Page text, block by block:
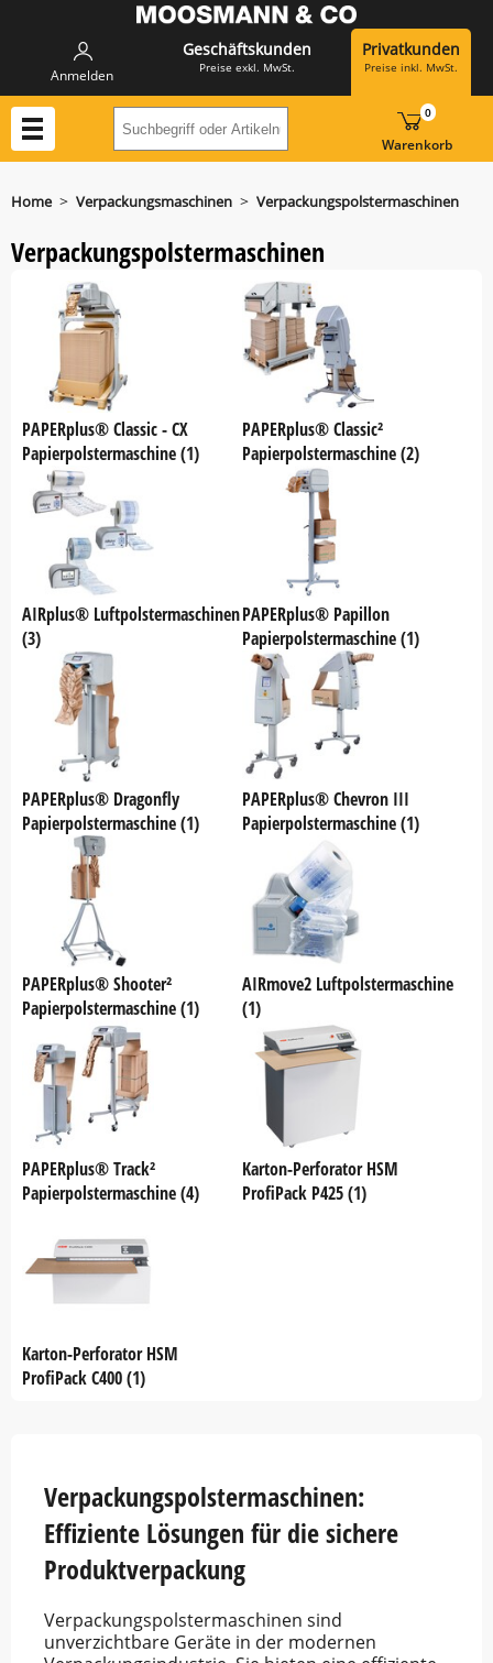
Anmelden
Geschäftskunden
Preise exkl. MwSt.
Privatkunden
Preise inkl. MwSt.
Suchbegriff oder Artikelnummer hier
Warenkorb
0
Home > Verpackungsmaschinen > Verpackungspolstermaschinen
Verpackungspolstermaschinen
PAPERplus® Classic - CX
Papierpolstermaschine (1)
PAPERplus® Classic²
Papierpolstermaschine (2)
AIRplus® Luftpolstermaschinen
(3)
PAPERplus® Papillon
Papierpolstermaschine (1)
PAPERplus® Dragonfly
Papierpolstermaschine (1)
PAPERplus® Chevron III
Papierpolstermaschine (1)
PAPERplus® Shooter²
Papierpolstermaschine (1)
AIRmove2 Luftpolstermaschine
(1)
PAPERplus® Track²
Papierpolstermaschine (4)
Karton-Perforator HSM
ProfiPack P425 (1)
Karton-Perforator HSM
ProfiPack C400 (1)
Verpackungspolstermaschinen:
Effiziente Lösungen für die sichere
Produktverpackung
Verpackungspolstermaschinen sind
unverzichtbare Geräte in der modernen